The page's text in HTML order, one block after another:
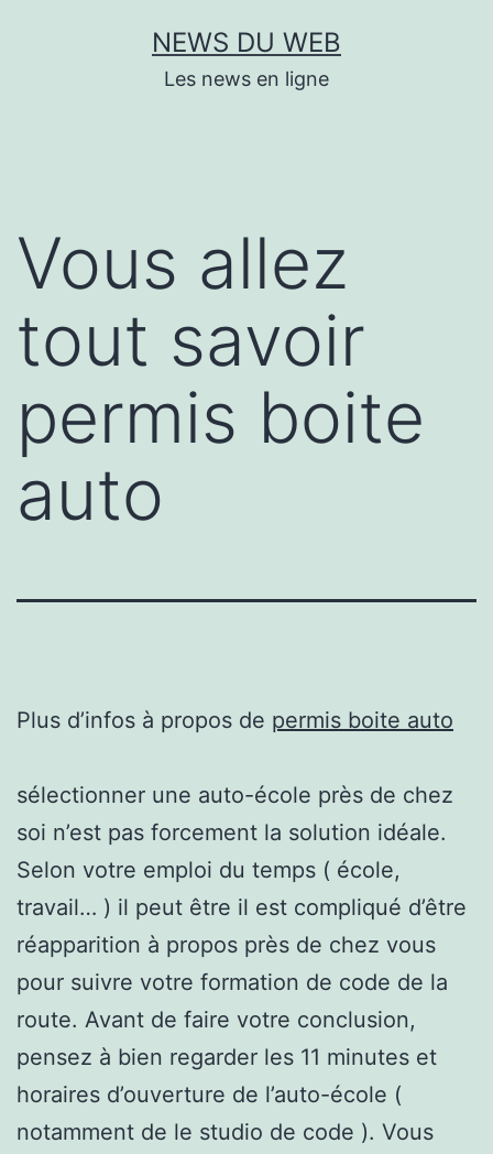
NEWS DU WEB
Les news en ligne
Vous allez
tout savoir
permis boite
auto
Plus d’infos à propos de permis boite auto
sélectionner une auto-école près de chez
soi n’est pas forcement la solution idéale.
Selon votre emploi du temps ( école,
travail… ) il peut être il est compliqué d’être
réapparition à propos près de chez vous
pour suivre votre formation de code de la
route. Avant de faire votre conclusion,
pensez à bien regarder les 11 minutes et
horaires d’ouverture de l’auto-école (
notamment de le studio de code ). Vous